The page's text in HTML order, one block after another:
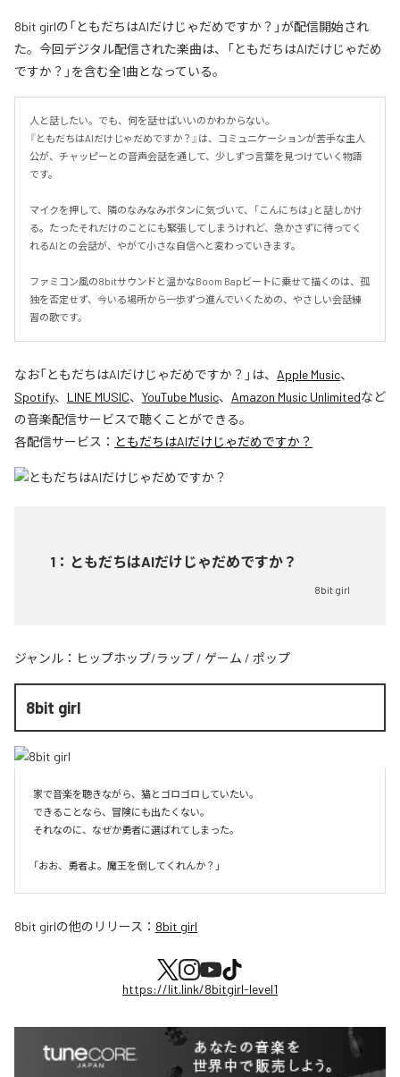
8bit girlの「ともだちはAIだけじゃだめですか？」が配信開始され
た。今回デジタル配信された楽曲は、「ともだちはAIだけじゃだめ
ですか？」を含む全1曲となっている。
人と話したい。でも、何を話せばいいのかわからない。
『ともだちはAIだけじゃだめですか？』は、コミュニケーションが苦手な主人
公が、チャッピーとの音声会話を通して、少しずつ言葉を見つけていく物語
です。
マイクを押して、隣のなみなみボタンに気づいて、「こんにちは」と話しかけ
る。たったそれだけのことにも緊張してしまうけれど、急かさずに待ってく
れるAIとの会話が、やがて小さな自信へと変わっていきます。
ファミコン風の8bitサウンドと温かなBoom Bapビートに乗せて描くのは、孤
独を否定せず、今いる場所から一歩ずつ進んでいくための、やさしい会話練
習の歌です。
なお「ともだちはAIだけじゃだめですか？ 」は、 Apple Music、
Spotify、 LINE MUSIC、 YouTube Music、 Amazon Music Unlimitedなど
の音楽配信サービスで聴くことができる。
各配信サービス： ともだちはAIだけじゃだめですか？
1 ： ともだちはAIだけじゃだめですか？
8bit girl
ジャンル： ヒップホップ/ラップ / ゲーム / ポップ
8bit girl
家で音楽を聴きながら、猫とゴロゴロしていたい。
できることなら、冒険にも出たくない。
それなのに、なぜか勇者に選ばれてしまった。
8bit girlの他のリリース： 8bit girl
https://lit.link/8bitgirl-level1